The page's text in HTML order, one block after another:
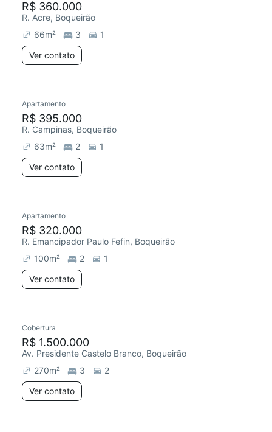
R$ 360.000
R. Acre, Boqueirão
66m² 3
1
Ver contato
Apartamento
R$ 395.000
R. Campinas, Boqueirão
63m² 2
1
Ver contato
Redecorar
Apartamento
R$ 320.000
R. Emancipador Paulo Fefin, Boqueirão
100m² 2
1
Ver contato
Cobertura
R$ 1.500.000
Av. Presidente Castelo Branco, Boqueirão
270m² 3
2
Ver contato